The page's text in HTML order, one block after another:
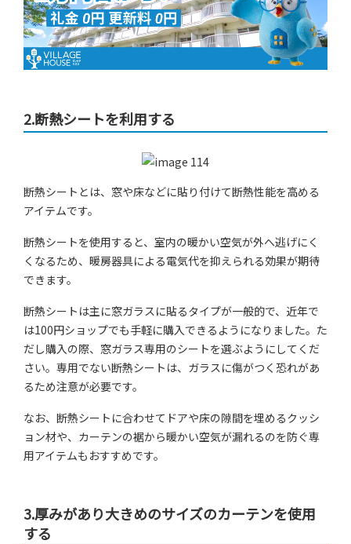
2.断熱シートを利用する
断熱シートとは、窓や床などに貼り付けて断熱性能を高める
アイテムです。
断熱シートを使用すると、室内の暖かい空気が外へ逃げにく
くなるため、暖房器具による電気代を抑えられる効果が期待
できます。
断熱シートは主に窓ガラスに貼るタイプが一般的で、近年で
は100円ショップでも手軽に購入できるようになりました。た
だし購入の際、窓ガラス専用のシートを選ぶようにしてくだ
さい。専用でない断熱シートは、ガラスに傷がつく恐れがあ
るため注意が必要です。
なお、断熱シートに合わせてドアや床の隙間を埋めるクッシ
ョン材や、カーテンの裾から暖かい空気が漏れるのを防ぐ専
用アイテムもおすすめです。
3.厚みがあり大きめのサイズのカーテンを使用
する